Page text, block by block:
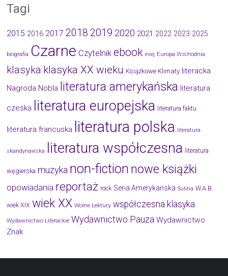
Tagi
2015 2016 2017 2018 2019 2020 2021 2022 2023 2025
biografia Czarne Czytelnik ebook esej Europa Wschodnia
klasyka klasyka XX wieku Książkowe Klimaty literacka
Nagroda Nobla
literatura amerykańska literatura
czeska literatura europejska literatura faktu
literatura francuska literatura polska literatura
skandynawska literatura współczesna literatura
węgierska muzyka non-fiction nowe książki
opowiadania reportaż rock Seria Amerykańska Sulina W.A.B.
wiek XIX wiek XX Wolne Lektury współczesna klasyka
Wydawnictwo Literackie Wydawnictwo Pauza Wydawnictwo
Znak